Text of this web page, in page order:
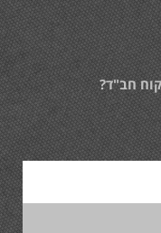
חב"ד?